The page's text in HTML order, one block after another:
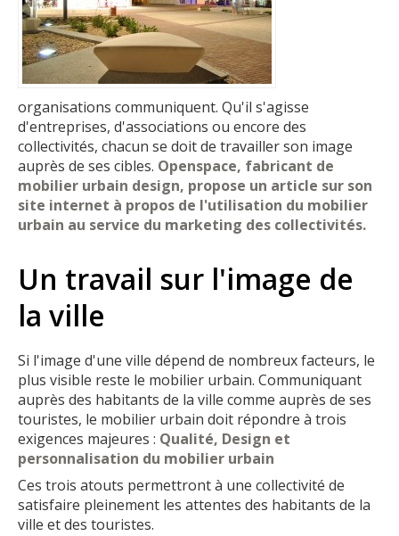
organisations communiquent. Qu'il s'agisse
d'entreprises, d'associations ou encore des
collectivités, chacun se doit de travailler son image
auprès de ses cibles. Openspace, fabricant de
mobilier urbain design, propose un article sur son
site internet à propos de l'utilisation du mobilier
urbain au service du marketing des collectivités.
Un travail sur l'image de
la ville
Si l'image d'une ville dépend de nombreux facteurs, le
plus visible reste le mobilier urbain. Communiquant
auprès des habitants de la ville comme auprès de ses
touristes, le mobilier urbain doit répondre à trois
exigences majeures : Qualité, Design et
personnalisation du mobilier urbain
Ces trois atouts permettront à une collectivité de
satisfaire pleinement les attentes des habitants de la
ville et des touristes.